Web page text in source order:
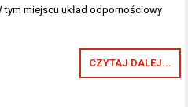
miejscu układ odpornościowy
CZYTAJ DALEJ...